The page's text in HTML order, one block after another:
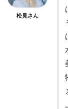
松見さん